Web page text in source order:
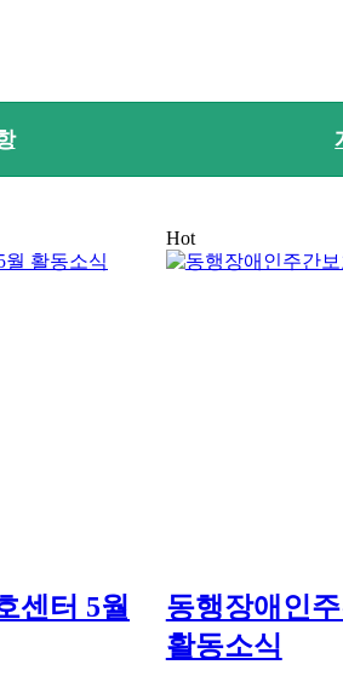
센터 5월
Hot
동행장애인
활동소식